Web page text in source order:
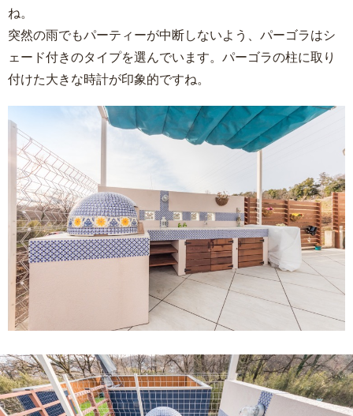
ね。
突然の雨でもパーティーが中断しないよう、パーゴラはシ
ェード付きのタイプを選んでいます。パーゴラの柱に取り
付けた大きな時計が印象的ですね。